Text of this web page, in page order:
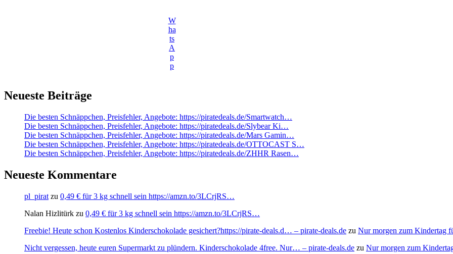
W
ha
ts
A
p
p
Neueste Beiträge
Die besten Schnäppchen, Preisfehler, Angebote: https://piratedeals.de/Smartwatch…
Die besten Schnäppchen, Preisfehler, Angebote: https://piratedeals.de/Slybear Ki…
Die besten Schnäppchen, Preisfehler, Angebote: https://piratedeals.de/Mars Gamin…
Die besten Schnäppchen, Preisfehler, Angebote: https://piratedeals.de/OTTOCAST S…
Die besten Schnäppchen, Preisfehler, Angebote: https://piratedeals.de/ZHHR Rasen…
Neueste Kommentare
pl_pirat zu 0,49 € für 3 kg schnell sein https://amzn.to/3LCrjRS…
Nalan Hizlitürk zu 0,49 € für 3 kg schnell sein https://amzn.to/3LCrjRS…
Freebie! Heute schon Kostenlos Kinderschokolade gesichert?https://pirate-deals.d… – pirate-deals.de zu Nur morgen zum Kindertag
Nicht vergessen, heute euren Supermarkt zu plündern. Kinderschokolade 4free. Nur… – pirate-deals.de zu Nur morgen zum